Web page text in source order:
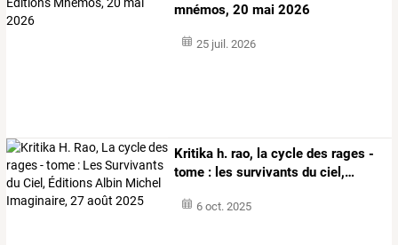
mnémos, 20 mai 2026
25 juil. 2026
Kritika h. rao, la cycle des rages -
tome : les survivants du ciel,…
6 oct. 2025